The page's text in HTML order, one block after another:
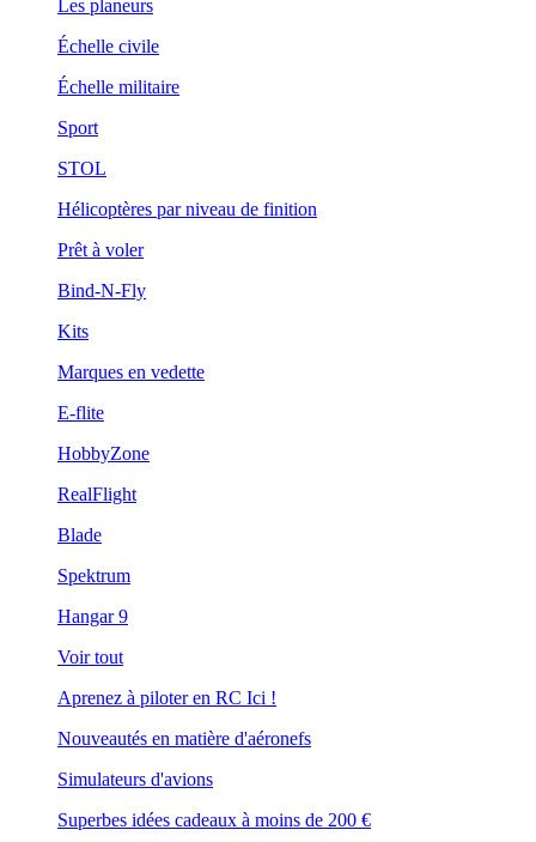
Les planeurs
Échelle civile
Échelle militaire
Sport
STOL
Hélicoptères par niveau de finition
Prêt à voler
Bind-N-Fly
Kits
Marques en vedette
E-flite
HobbyZone
RealFlight
Blade
Spektrum
Hangar 9
Voir tout
Aprenez à piloter en RC Ici !
Nouveautés en matière d'aéronefs
Simulateurs d'avions
Superbes idées cadeaux à moins de 200 €